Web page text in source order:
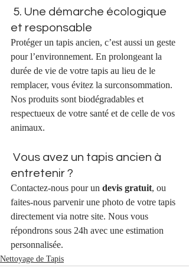
et responsable
Protéger un tapis ancien, c’est aussi un geste
pour l’environnement. En prolongeant la
durée de vie de votre tapis au lieu de le
remplacer, vous évitez la surconsommation.
Nos produits sont biodégradables et
respectueux de votre santé et de celle de vos
animaux.
entretenir ?
Contactez-nous pour un devis gratuit, ou
faites-nous parvenir une photo de votre tapis
directement via notre site. Nous vous
répondrons sous 24h avec une estimation
personnalisée.
Nettoyage de Tapis